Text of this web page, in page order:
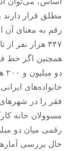
مطلق قرار دارند
۳۴۷ هزار نفر از تامین نیازهای روزمره خود عاجز ماندند.
همچنین اگر خط
خانواده‌های
فقر را در
مسوولان خانه